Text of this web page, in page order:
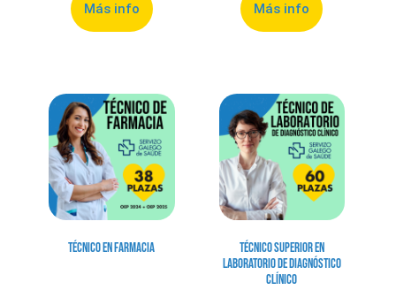
Más info Más info
Técnico en Farmacia
Técnico Superior en
Laboratorio de Diagnóstico
Clínico